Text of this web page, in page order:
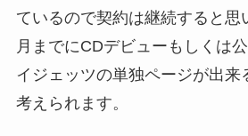
ているので契約は継続すると思
月までにCDデビューもしくは
イジェッツの単独ページが出来
考えられます。